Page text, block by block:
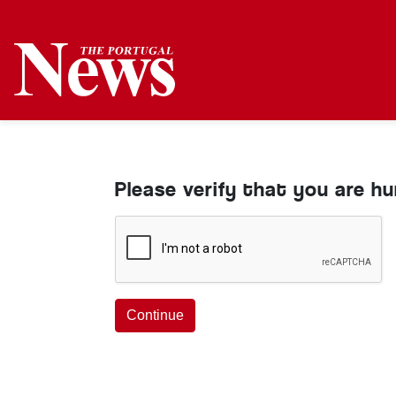
Please verify that you are
Continue